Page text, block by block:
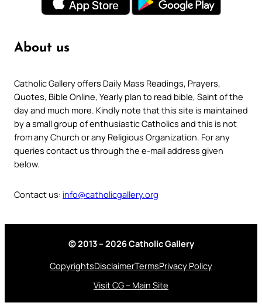
About us
Catholic Gallery offers Daily Mass Readings, Prayers,
Quotes, Bible Online, Yearly plan to read bible, Saint of the
day and much more. Kindly note that this site is maintained
by a small group of enthusiastic Catholics and this is not
from any Church or any Religious Organization. For any
queries contact us through the e-mail address given
below.
Contact us: info@catholicgallery.org
© 2013 – 2026 Catholic Gallery
CopyrightsDisclaimerTermsPrivacy Policy
Visit CG – Main Site